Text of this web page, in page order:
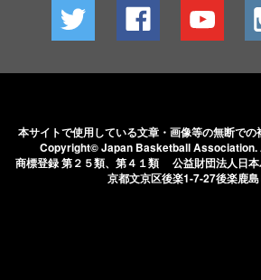
本サイトで使用している文章・画像等の無断での
Copyright© Japan Basketball Association.
商標登録 第２５類、第４１類 公益財団法人日本
京都文京区後楽1-7-27後楽鹿